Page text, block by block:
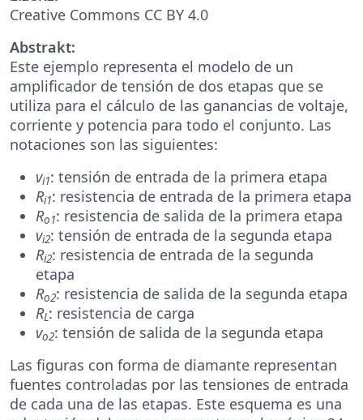
Creative Commons CC BY 4.0
Abstrakt:
Este ejemplo representa el modelo de un
amplificador de tensión de dos etapas que se
utiliza para el cálculo de las ganancias de voltaje,
corriente y potencia para todo el conjunto. Las
notaciones son las siguientes:
vi1: tensión de entrada de la primera etapa
Ri1: resistencia de entrada de la primera etapa
Ro1: resistencia de salida de la primera etapa
vi2: tensión de entrada de la segunda etapa
Ri2: resistencia de entrada de la segunda
etapa
Ro2: resistencia de salida de la segunda etapa
RL: resistencia de carga
vo2: tensión de salida de la segunda etapa
Las figuras con forma de diamante representan
fuentes controladas por las tensiones de entrada
de cada una de las etapas. Este esquema es una